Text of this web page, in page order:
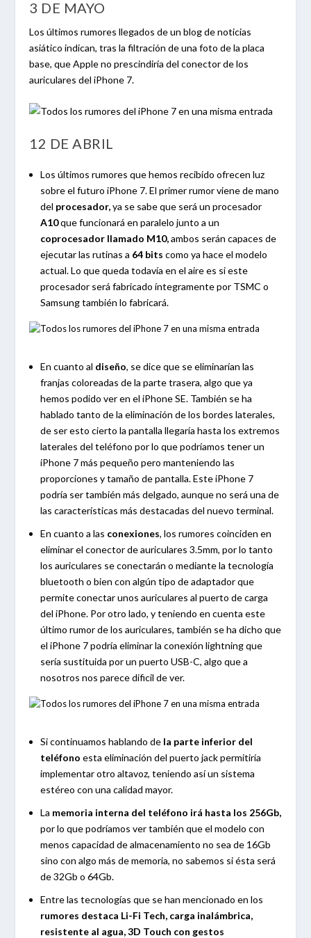
3 DE MAYO
Los últimos rumores llegados de un blog de noticias
asiático indican, tras la filtración de una foto de la placa
base, que Apple no prescindiría del conector de los
auriculares del iPhone 7.
12 DE ABRIL
Los últimos rumores que hemos recibido ofrecen luz
sobre el futuro iPhone 7. El primer rumor viene de mano
del procesador,ya se sabe que será un procesador
A10que funcionará en paralelo junto a un
coprocesador llamado M10,ambos serán capaces de
ejecutar las rutinas a 64 bits como ya hace el modelo
actual. Lo que queda todavía en el aire es si este
procesador será fabricado íntegramente por TSMC o
Samsung también lo fabricará.
En cuanto al diseño, se dice que se eliminarían las
franjas coloreadas de la parte trasera, algo que ya
hemos podido ver en el iPhone SE. También se ha
hablado tanto de la eliminación de los bordes laterales,
de ser esto cierto la pantalla llegaría hasta los extremos
laterales del teléfono por lo que podríamos tener un
iPhone 7 más pequeño pero manteniendo las
proporciones y tamaño de pantalla. Este iPhone 7
podría ser también más delgado, aunque no será una de
las características más destacadas del nuevo terminal.
En cuanto a las conexiones, los rumores coinciden en
eliminar el conector de auriculares 3.5mm, por lo tanto
los auriculares se conectarán o mediante la tecnología
bluetooth o bien con algún tipo de adaptador que
permite conectar unos auriculares al puerto de carga
del iPhone. Por otro lado, y teniendo en cuenta este
último rumor de los auriculares, también se ha dicho que
el iPhone 7 podría eliminar la conexión lightning que
sería sustituida por un puerto USB-C, algo que a
nosotros nos parece dificil de ver.
Si continuamos hablando de la parte inferior del
teléfono esta eliminación del puerto jack permitiría
implementar otro altavoz, teniendo así un sistema
estéreo con una calidad mayor.
La memoria interna del teléfono irá hasta los 256Gb,
por lo que podríamos ver también que el modelo con
menos capacidad de almacenamiento no sea de 16Gb
sino con algo más de memoria, no sabemos si ésta será
de 32Gb o 64Gb.
Entre las tecnologías que se han mencionado en los
rumores destaca Li-Fi Tech, carga inalámbrica,
resistente al agua, 3D Touch con gestos